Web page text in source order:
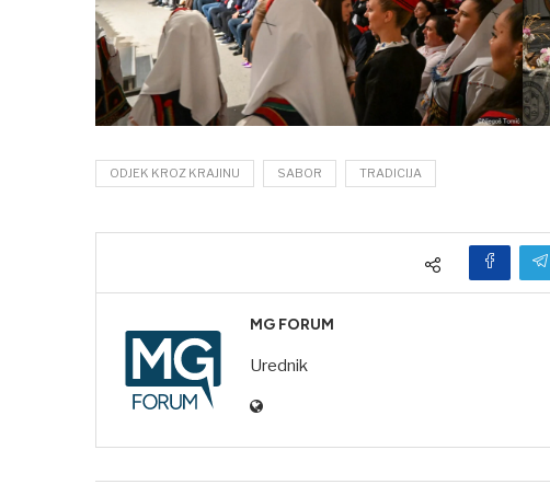
ODJEK KROZ KRAJINU SABOR TRADICIJA
MG FORUM
Urednik